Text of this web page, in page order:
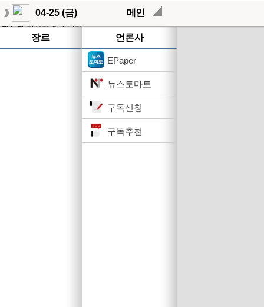
04-25 (금) 메인
장르 언론사
EPaper
뉴스토마토
구독신청
구독추천
작성된 기사가 없습니다.